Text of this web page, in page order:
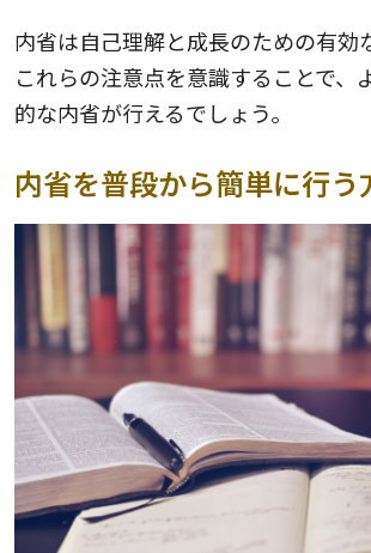
内省は自己理解と成長のための有効
これらの注意点を意識することで、
的な内省が行えるでしょう。
内省を普段から簡単に行う